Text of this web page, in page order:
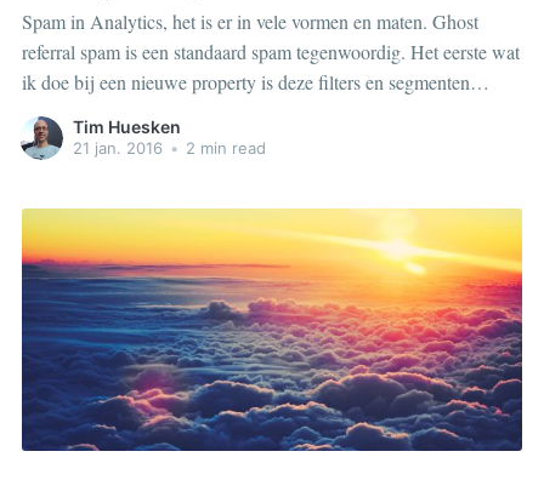
Spam in Analytics, het is er in vele vormen en maten. Ghost
referral spam is een standaard spam tegenwoordig. Het eerste wat
ik doe bij een nieuwe property is deze filters en segmenten
aanmaken.
Tim Huesken
21 jan. 2016 • 2 min read